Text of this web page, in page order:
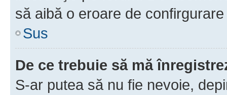
să aibă o eroare de
Sus
De ce trebuie să mă
S-ar putea să nu fie nevoie,